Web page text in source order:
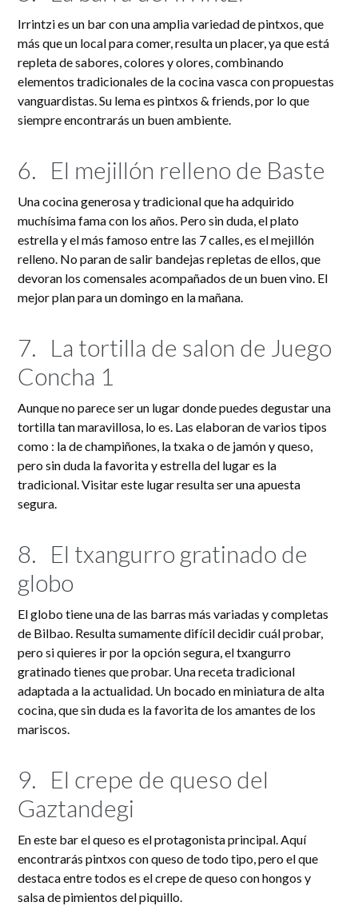
Irrintzi es un bar con una amplia variedad de pintxos, que
más que un local para comer, resulta un placer, ya que está
repleta de sabores, colores y olores, combinando
elementos tradicionales de la cocina vasca con propuestas
vanguardistas. Su lema es pintxos & friends, por lo que
siempre encontrarás un buen ambiente.
6. El mejillón relleno de Baste
Una cocina generosa y tradicional que ha adquirido
muchísima fama con los años. Pero sin duda, el plato
estrella y el más famoso entre las 7 calles, es el mejillón
relleno. No paran de salir bandejas repletas de ellos, que
devoran los comensales acompañados de un buen vino. El
mejor plan para un domingo en la mañana.
7. La tortilla de salon de Juego
Concha 1
Aunque no parece ser un lugar donde puedes degustar una
tortilla tan maravillosa, lo es. Las elaboran de varios tipos
como : la de champiñones, la txaka o de jamón y queso,
pero sin duda la favorita y estrella del lugar es la
tradicional. Visitar este lugar resulta ser una apuesta
segura.
8. El txangurro gratinado de
globo
El globo tiene una de las barras más variadas y completas
de Bilbao. Resulta sumamente difícil decidir cuál probar,
pero si quieres ir por la opción segura, el txangurro
gratinado tienes que probar. Una receta tradicional
adaptada a la actualidad. Un bocado en miniatura de alta
cocina, que sin duda es la favorita de los amantes de los
mariscos.
9. El crepe de queso del
Gaztandegi
En este bar el queso es el protagonista principal. Aquí
encontrarás pintxos con queso de todo tipo, pero el que
destaca entre todos es el crepe de queso con hongos y
salsa de pimientos del piquillo.